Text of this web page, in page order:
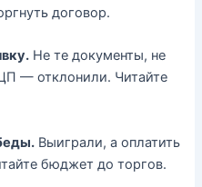
договор.
Не те документы, не
— отклонили. Читайте
Выиграли, а оплатить
бюджет до торгов.